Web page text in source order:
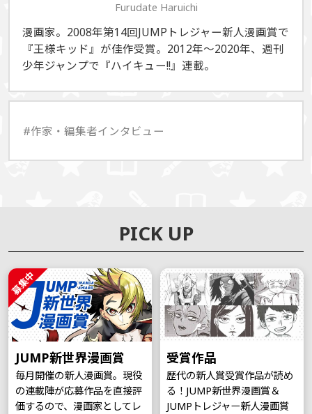
Furudate Haruichi
漫画家。2008年第14回JUMPトレジャー新人漫画賞で
『王様キッド』が佳作受賞。2012年〜2020年、週刊
少年ジャンプで『ハイキュー!!』連載。
#作家・編集者インタビュー
PICK UP
募集中
JUMP新世界漫画賞
毎月開催の新人漫画賞。現役
の連載陣が応募作品を直接評
価するので、漫画家としてレ
受賞作品
歴代の新人賞受賞作品が読め
る！JUMP新世界漫画賞＆
JUMPトレジャー新人漫画賞